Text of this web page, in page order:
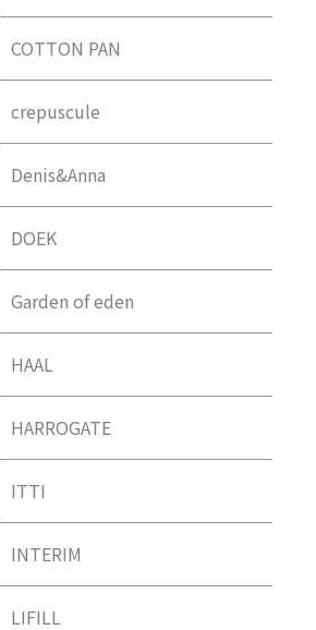
COTTON PAN
crepuscule
Denis&Anna
DOEK
Garden of eden
HAAL
HARROGATE
ITTI
INTERIM
LIFILL